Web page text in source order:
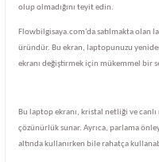
olup olmadığını teyit edin.
Flowbilgisaya.com'da satılmakta olan
üründür. Bu ekran, laptopunuzu
ekranı değiştirmek için mükemmel bir
Bu laptop ekranı, kristal netliği ve
çözünürlük sunar. Ayrıca, parlama
altında kullanırken bile rahatça